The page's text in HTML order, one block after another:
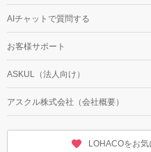
AIチャットで質問する
お客様サポート
ASKUL（法人向け）
アスクル株式会社（会社概要）
LOHACOをお